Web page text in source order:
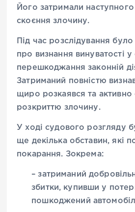
Його затримали
скоєння злочину.
Під час розслідування
про визнання винуватості у
перешкоджання законній
Затриманий повністю
щиро розкаявся та активно
розкриттю злочину.
У ході судового розгляду
ще декілька обставин, які
покарання. Зокрема:
– затриманий
збитки, купивши у
пошкоджений